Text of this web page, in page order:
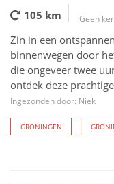
105 km Geen
Zin in een
binnenwegen door
die ongeveer twee
ontdek deze
Ingezonden door: Niek
GRONINGEN